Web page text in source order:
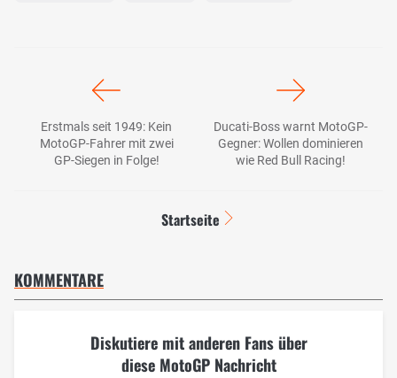
Erstmals seit 1949: Kein
MotoGP-Fahrer mit zwei
GP-Siegen in Folge!
Ducati-Boss warnt MotoGP-
Gegner: Wollen dominieren
wie Red Bull Racing!
Startseite
KOMMENTARE
Diskutiere mit anderen Fans über
diese MotoGP Nachricht